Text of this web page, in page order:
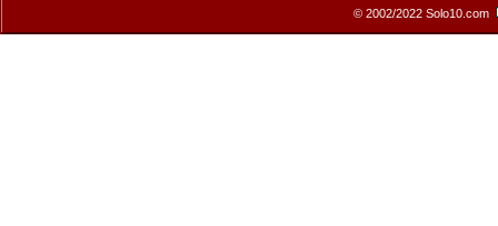
© 2002/2022 Solo10.com